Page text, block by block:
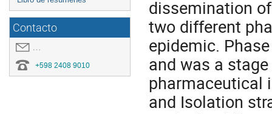
Contacto
covid19.congresoei@gmail.com
+598 2408 9010
dissemination
two different
epidemic.
and was a
pharmaceutical
and Isolation